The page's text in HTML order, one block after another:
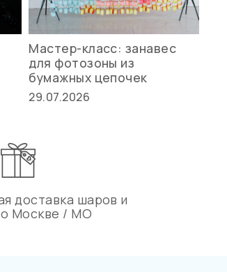
Мастер-класс: занавес
для фотозоны из
бумажных цепочек
29.07.2026
доставка шаров и
Москве / МО